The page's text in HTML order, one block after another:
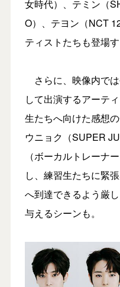
女時代）、テミン（
O）、テヨン（NCT
ティストたちも登場す
さらに、映像内で
して出演するアーテ
生たちへ向けた感想
ウニョク（SUPER
（ボーカルトレーナ
し、練習生たちに緊
へ到達できるよう厳
与えるシーンも。